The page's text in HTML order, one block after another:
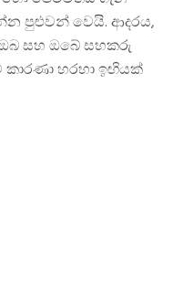
පුළුවන් වෙයි. ආදරය,
සහ ඔබේ සහකරු
හරහා ඉඟියක්